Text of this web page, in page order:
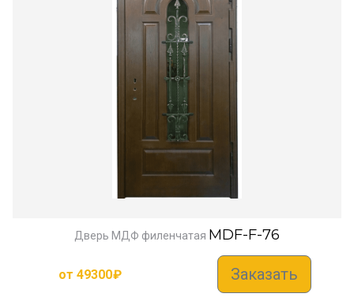
Дверь МДФ филенчатая MDF-F-76
от 49300₽ Заказать